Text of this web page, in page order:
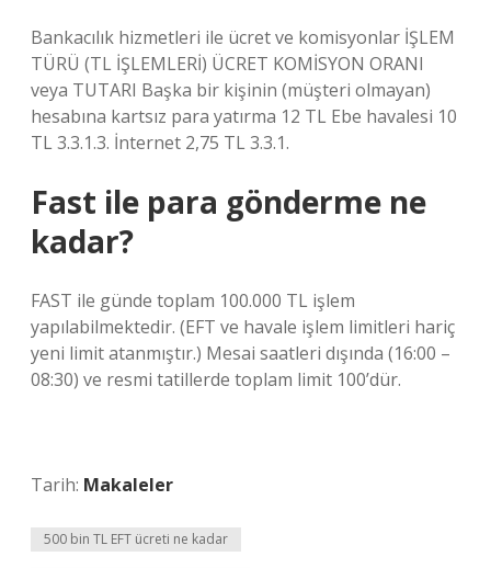
Bankacılık hizmetleri ile ücret ve komisyonlar İŞLEM
TÜRÜ (TL İŞLEMLERİ) ÜCRET KOMİSYON ORANI
veya TUTARI Başka bir kişinin (müşteri olmayan)
hesabına kartsız para yatırma 12 TL Ebe havalesi 10
TL 3.3.1.3. İnternet 2,75 TL 3.3.1.
Fast ile para gönderme ne
kadar?
FAST ile günde toplam 100.000 TL işlem
yapılabilmektedir. (EFT ve havale işlem limitleri hariç
yeni limit atanmıştır.) Mesai saatleri dışında (16:00 –
08:30) ve resmi tatillerde toplam limit 100’dür.
Tarih: Makaleler
500 bin TL EFT ücreti ne kadar